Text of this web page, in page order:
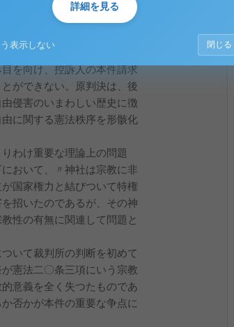
わなければならない。成
儀式に関する少額の金員支
否、基本的人権の根幹をな
上の重要な問題が潜んでい
を向け、控訴人の本件請求
ができない。原判決は、後
侵害のいまわしい歴史に徴
に関する憲法秩序を形骸化
わけ重要な理論上の問題
おいて、〃神社は宗教に非
国家権力と結びついて特権
招いたのであるが、その神
性の有無に関連して問題と
いて裁判所の判断を初めて
憲法二〇条三項にいう宗教
意義を全く失つたものであ
否かが本件の重要な争点に
詳細を見る
表示しない 閉じる